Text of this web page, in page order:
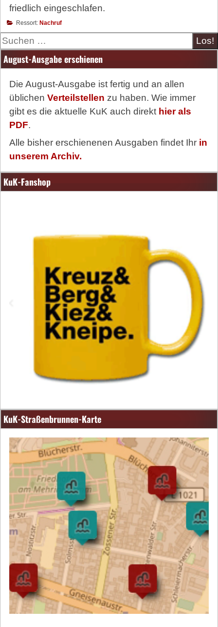
friedlich eingeschlafen.
Ressort: Nachruf
Suche
August-Ausgabe erschienen
Die August-Ausgabe ist fertig und an allen
üblichen Verteilstellen zu haben. Wie immer
gibt es die aktuelle KuK auch direkt hier als
PDF.
Alle bisher erschienenen Ausgaben findet Ihr in
unserem Archiv.
KuK-Fanshop
KuK-Straßenbrunnen-Karte